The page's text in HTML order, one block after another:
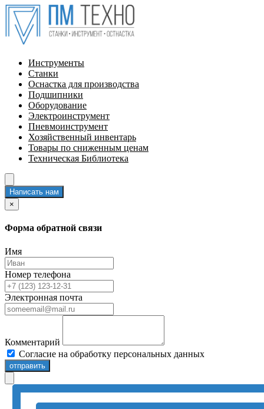
Инструменты
Станки
Оснастка для производства
Подшипники
Оборудование
Электроинструмент
Пневмоинструмент
Хозяйственный инвентарь
Товары по сниженным ценам
Техническая Библиотека
Написать нам
×
Форма обратной связи
Имя
Номер телефона
Электронная почта
Комментарий
Согласие на обработку персональных данных
отправить